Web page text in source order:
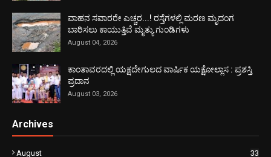
ವಾಹನ ಸವಾರರೇ ಎಚ್ಚರ...! ರಸ್ತೆಗಳಲ್ಲಿ ಮರಣ ಮೃದಂಗ
ಬಾರಿಸಲು ಕಾಯುತ್ತಿವೆ ಮೃತ್ಯು ಗುಂಡಿಗಳು
August 04, 2026
ಕಾಂತಾವರದಲ್ಲಿ ಯಕ್ಷದೇಗುಲದ ವಾರ್ಷಿಕ ಯಕ್ಷೋಲ್ಲಾಸ : ಪ್ರಶಸ್ತಿ
ಪ್ರದಾನ
August 03, 2026
Archives
August 33